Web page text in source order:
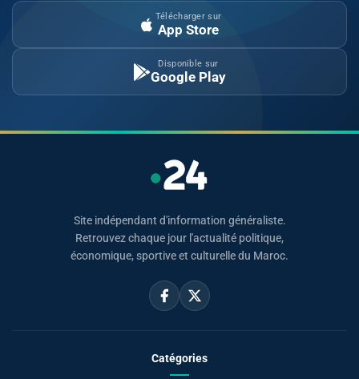
Télécharger sur
App Store
Disponible sur
Google Play
Site indépendant d'information généraliste.
Retrouvez chaque jour l'actualité politique,
économique, sportive et culturelle du Maroc.
Catégories